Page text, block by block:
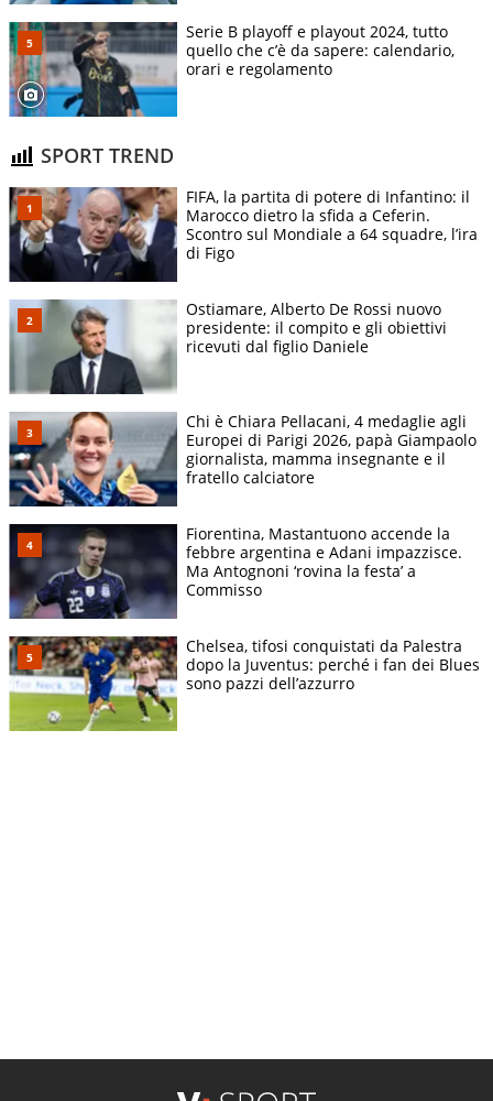
Serie B playoff e playout 2024, tutto
quello che c’è da sapere: calendario,
orari e regolamento
SPORT TREND
FIFA, la partita di potere di Infantino: il
Marocco dietro la sfida a Ceferin.
Scontro sul Mondiale a 64 squadre, l’ira
di Figo
Ostiamare, Alberto De Rossi nuovo
presidente: il compito e gli obiettivi
ricevuti dal figlio Daniele
Chi è Chiara Pellacani, 4 medaglie agli
Europei di Parigi 2026, papà Giampaolo
giornalista, mamma insegnante e il
fratello calciatore
Fiorentina, Mastantuono accende la
febbre argentina e Adani impazzisce.
Ma Antognoni ‘rovina la festa’ a
Commisso
Chelsea, tifosi conquistati da Palestra
dopo la Juventus: perché i fan dei Blues
sono pazzi dell’azzurro